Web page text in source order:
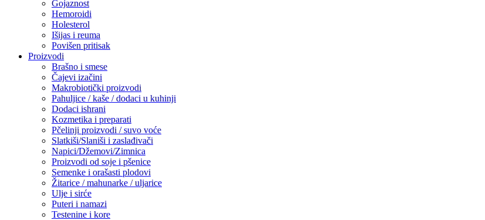
Gojaznost
Hemoroidi
Holesterol
Išijas i reuma
Povišen pritisak
Proizvodi
Brašno i smese
Čajevi izačini
Makrobiotički proizvodi
Pahuljice / kaše / dodaci u kuhinji
Dodaci ishrani
Kozmetika i preparati
Pčelinji proizvodi / suvo voće
Slatkiši/Slaniši i zaslađivači
Napici/Džemovi/Zimnica
Proizvodi od soje i pšenice
Semenke i orašasti plodovi
Žitarice / mahunarke / uljarice
Ulje i sirće
Puteri i namazi
Testenine i kore